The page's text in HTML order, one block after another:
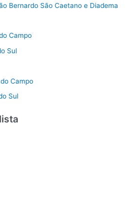
Bernardo São Caetano e Diadema
Campo
Sul
Campo
Sul